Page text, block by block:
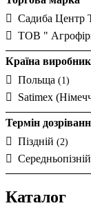
Садиба Центр
ТОВ "
Країна виробник
Польща (1)
Satimex
Термін
Піздній (2)
Середньопізній
Каталог